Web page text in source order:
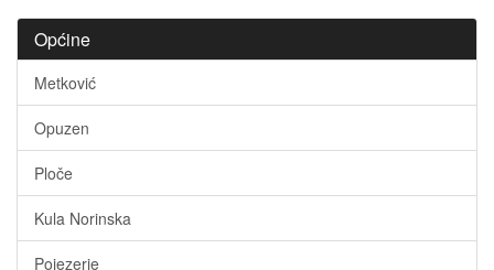
Općine
Metković
Opuzen
Ploče
Kula Norinska
Pojezerje